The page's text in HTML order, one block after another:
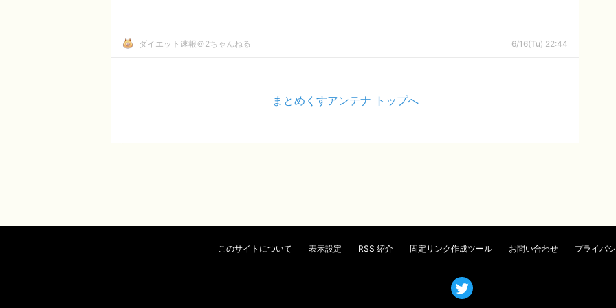
ダイエット速報＠2ちゃんねる 6/16(Tu) 22:44
まとめくすアンテナ トップへ
このサイトについて 表示設定 RSS 紹介 固定リンク作成ツール お問い合わせ プライバ